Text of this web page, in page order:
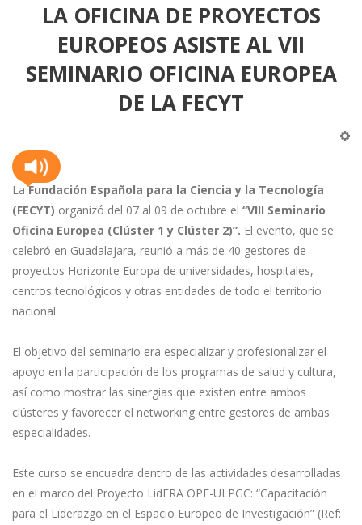
LA OFICINA DE PROYECTOS
EUROPEOS ASISTE AL VII
SEMINARIO OFICINA EUROPEA
DE LA FECYT
LaFundación Española para la Ciencia y la Tecnología
(FECYT) organizó del 07 al 09 de octubre el “VIII Seminario
Oficina Europea (Clúster 1 y Clúster 2)”. El evento, que se
celebró en Guadalajara, reunió a más de 40 gestores de
proyectos Horizonte Europa de universidades, hospitales,
centros tecnológicos y otras entidades de todo el territorio
nacional.
El objetivo del seminario era especializar y profesionalizar el
apoyo en la participación de los programas de salud y cultura,
así como mostrar las sinergias que existen entre ambos
clústeres y favorecer el networking entre gestores de ambas
especialidades.
Este curso se encuadra dentro de las actividades desarrolladas
en el marco del Proyecto LidERA OPE-ULPGC: “Capacitación
para el Liderazgo en el Espacio Europeo de Investigación” (Ref: